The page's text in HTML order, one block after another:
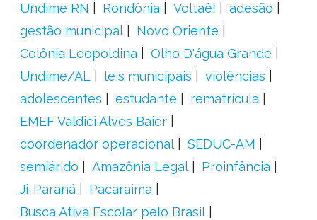
Undime RN
Rondônia Voltaê!
adesão
gestão municipal
Novo Oriente
Colônia Leopoldina
Olho D'água Grande
Undime/AL
leis municipais
violências
adolescentes
estudante
rematrícula
EMEF Valdici Alves Baier
coordenador operacional
SEDUC-AM
semiárido
Amazônia Legal
Proinfância
Ji-Paraná
Pacaraima
Busca Ativa Escolar pelo Brasil